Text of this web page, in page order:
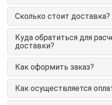
Сколько стоит доставка?
Куда обратиться для
доставки?
Как оформить заказ?
Как осуществляется